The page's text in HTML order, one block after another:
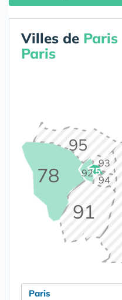
Villes de Paris
Paris
75
78
91
92
93
94
95
Paris